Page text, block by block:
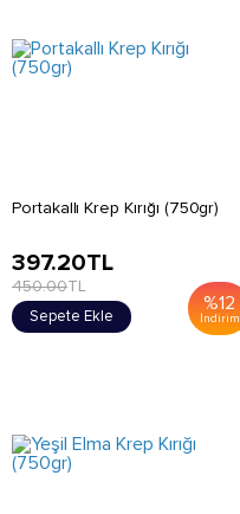
Portakallı Krep Kırığı (750gr)
%12
İndirim
397.20TL
450.00TL
Sepete Ekle